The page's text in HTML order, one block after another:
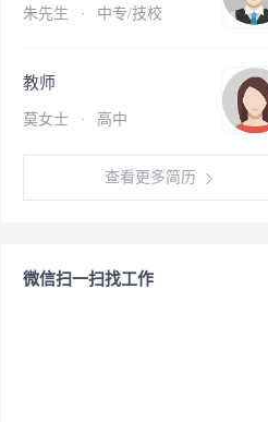
朱先生 · 中专/技校
教师
莫女士 · 高中
查看更多简历
微信扫一扫找工作